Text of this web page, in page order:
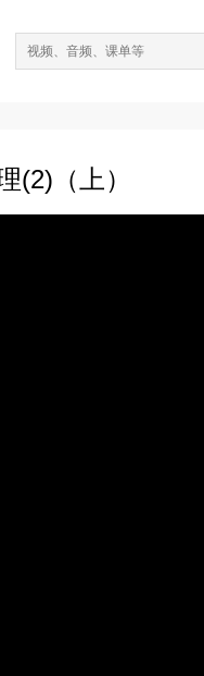
(2)（上）